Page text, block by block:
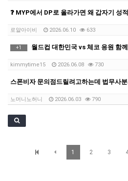
❓ MYP에서 DP로 올라가면 왜 갑자기 성
로얄아이비 2026.06.10 633
+1 월드컵 대한민국 vs 체코 응원 함
kimmytime15 2026.06.08 730
스폰비자 문의점드릴려고하는데 법무사
노머니노허니 2026.06.03 790
1 2 3